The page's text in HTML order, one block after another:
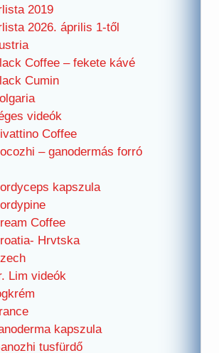
2019
2026. április 1-től
Coffee – fekete kávé
Cumin
videók
Coffee
– ganodermás forró
kapszula
Coffee
Hrvtska
Lim videók
kapszula
tusfürdő